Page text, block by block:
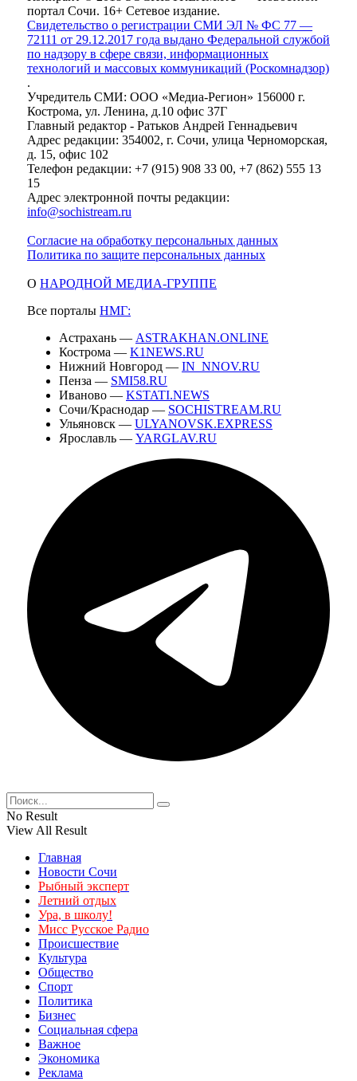
портал Сочи. 16+ Сетевое издание.
Свидетельство о регистрации СМИ ЭЛ № ФС 77 —
72111 от 29.12.2017 года выдано Федеральной службой
по надзору в сфере связи, информационных
технологий и массовых коммуникаций (Роскомнадзор)
.
Учредитель СМИ: ООО «Медиа-Регион» 156000 г.
Кострома, ул. Ленина, д.10 офис 37Г
Главный редактор - Ратьков Андрей Геннадьевич
Адрес редакции: 354002, г. Сочи, улица Черноморская,
д. 15, офис 102
Телефон редакции: +7 (915) 908 33 00, +7 (862) 555 13
15
Адрес электронной почты редакции:
info@sochistream.ru
Согласие на обработку персональных данных
Политика по защите персональных данных
О НАРОДНОЙ МЕДИА-ГРУППЕ
Все порталы НМГ:
Астрахань — ASTRAKHAN.ONLINE
Кострома — K1NEWS.RU
Нижний Новгород — IN_NNOV.RU
Пенза — SMI58.RU
Иваново — KSTATI.NEWS
Сочи/Краснодар — SOCHISTREAM.RU
Ульяновск — ULYANOVSK.EXPRESS
Ярославль — YARGLAV.RU
No Result
View All Result
Главная
Новости Сочи
Рыбный эксперт
Летний отдых
Ура, в школу!
Мисс Русское Радио
Происшествие
Культура
Общество
Спорт
Политика
Бизнес
Социальная сфера
Важное
Экономика
Реклама